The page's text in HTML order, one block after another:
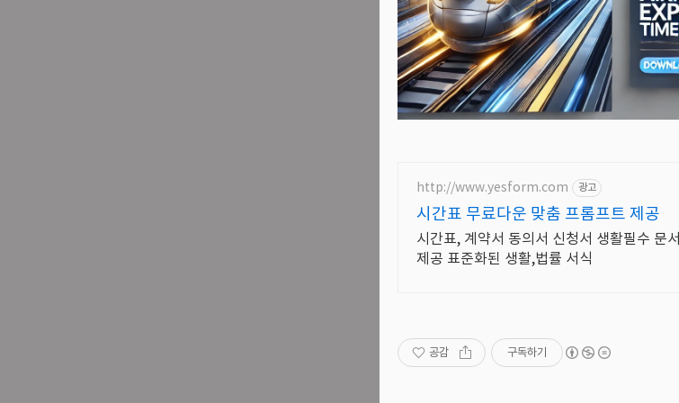
http://www.yesform.com 광고
시간표 무료다운 맞춤 프롬프트 제공
시간표, 계약서 동의서 신청서 생활필수 문서
제공 표준화된 생활,법률 서식
공감 구독하기